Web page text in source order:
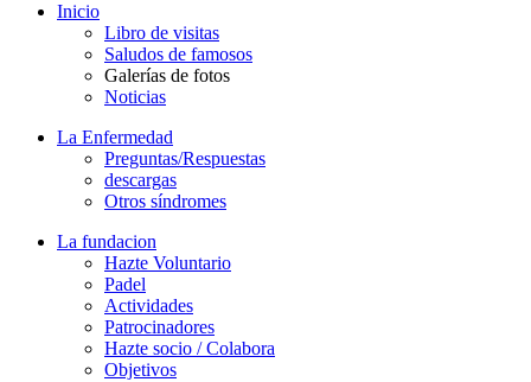
Inicio
Libro de visitas
Saludos de famosos
Galerías de fotos
Noticias
La Enfermedad
Preguntas/Respuestas
descargas
Otros síndromes
La fundacion
Hazte Voluntario
Padel
Actividades
Patrocinadores
Hazte socio / Colabora
Objetivos